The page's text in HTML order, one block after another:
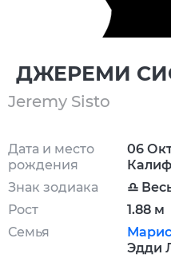
ДЖЕРЕМИ
Jeremy Sisto
Дата и место
рождения
Знак зодиака
Рост
Семья
06
♎
1.88 м
Эдди